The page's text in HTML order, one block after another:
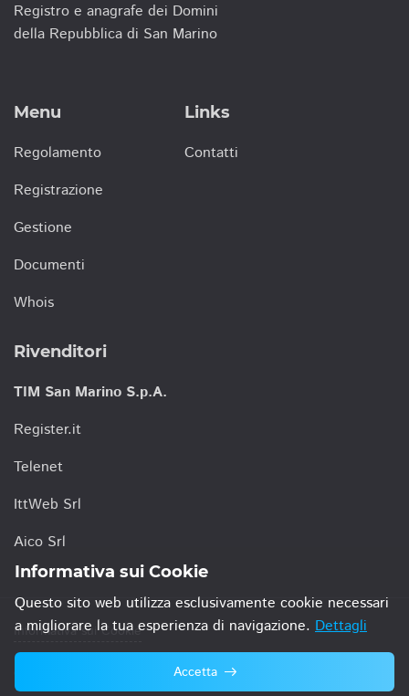
Registro e anagrafe dei Domini
della Repubblica di San Marino
Menu
Regolamento
Registrazione
Gestione
Documenti
Whois
Links
Contatti
Rivenditori
TIM San Marino S.p.A.
Register.it
Telenet
IttWeb Srl
Aico Srl
Informativa sui Cookie
© 2021 TIM San Marino S.p.A.
Informativa sui Cookie
Questo sito web utilizza esclusivamente cookie necessari
a migliorare la tua esperienza di navigazione. Dettagli
Accetta